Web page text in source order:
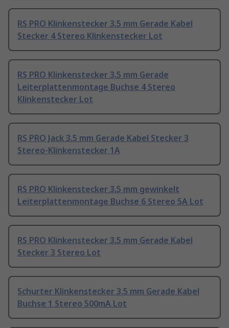
RS PRO Klinkenstecker 3.5 mm Gerade Kabel
Stecker 4 Stereo Klinkenstecker Lot
RS PRO Klinkenstecker 3.5 mm Gerade
Leiterplattenmontage Buchse 4 Stereo
Klinkenstecker Lot
RS PRO Jack 3.5 mm Gerade Kabel Stecker 3
Stereo-Klinkenstecker 1A
RS PRO Klinkenstecker 3.5 mm gewinkelt
Leiterplattenmontage Buchse 6 Stereo 5A Lot
RS PRO Klinkenstecker 3.5 mm Gerade Kabel
Stecker 3 Stereo Lot
Schurter Klinkenstecker 3.5 mm Gerade Kabel
Buchse 1 Stereo 500mA Lot